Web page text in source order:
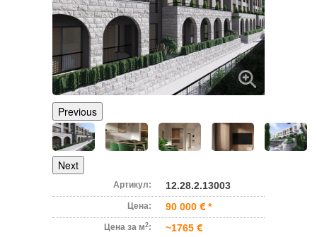
Previous
Next
Артикул: 12.28.2.13003
Цена: 90 000 *
Цена за м2: ~1765